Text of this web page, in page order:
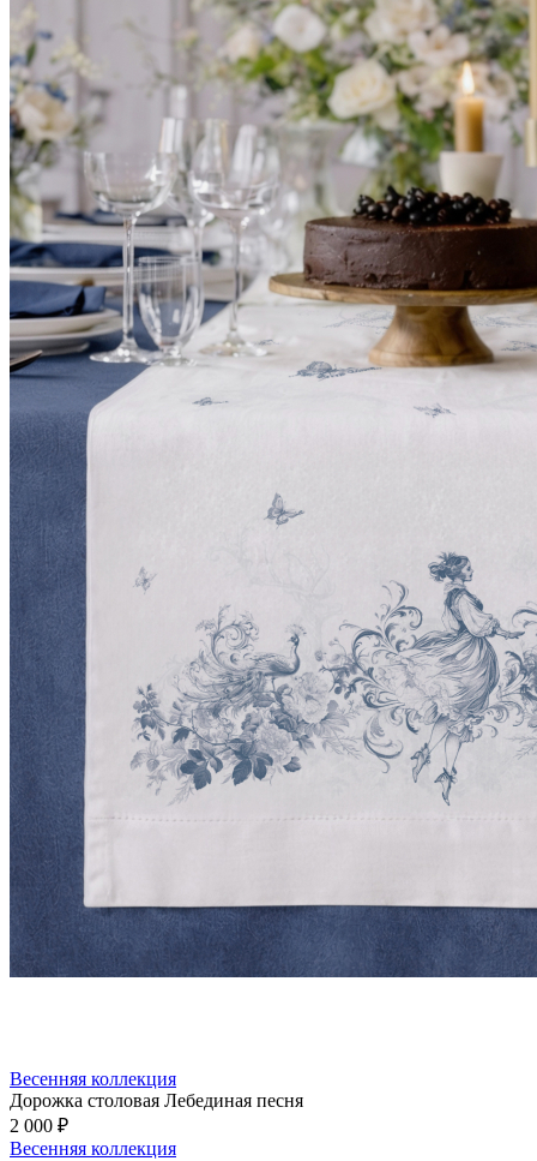
Весенняя коллекция
Дорожка столовая Лебединая песня
2 000 ₽
Весенняя коллекция